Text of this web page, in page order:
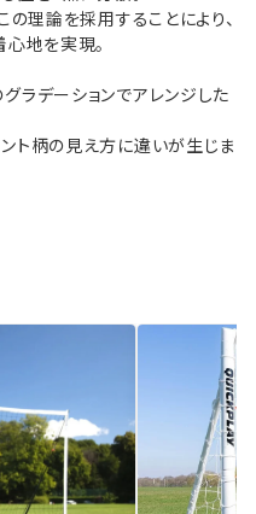
の理論を採用することにより、
心地を実現。
ラデーションでアレンジした
ト柄の見え方に違いが生じま